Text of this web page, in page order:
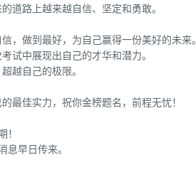
道路上越来越自信、坚定和勇敢。
，做到最好，为自己赢得一份美好的未来。
试中展现出自己的才华和潜力。
越自己的极限。
最佳实力，祝你金榜题名，前程无忧！
早日传来。